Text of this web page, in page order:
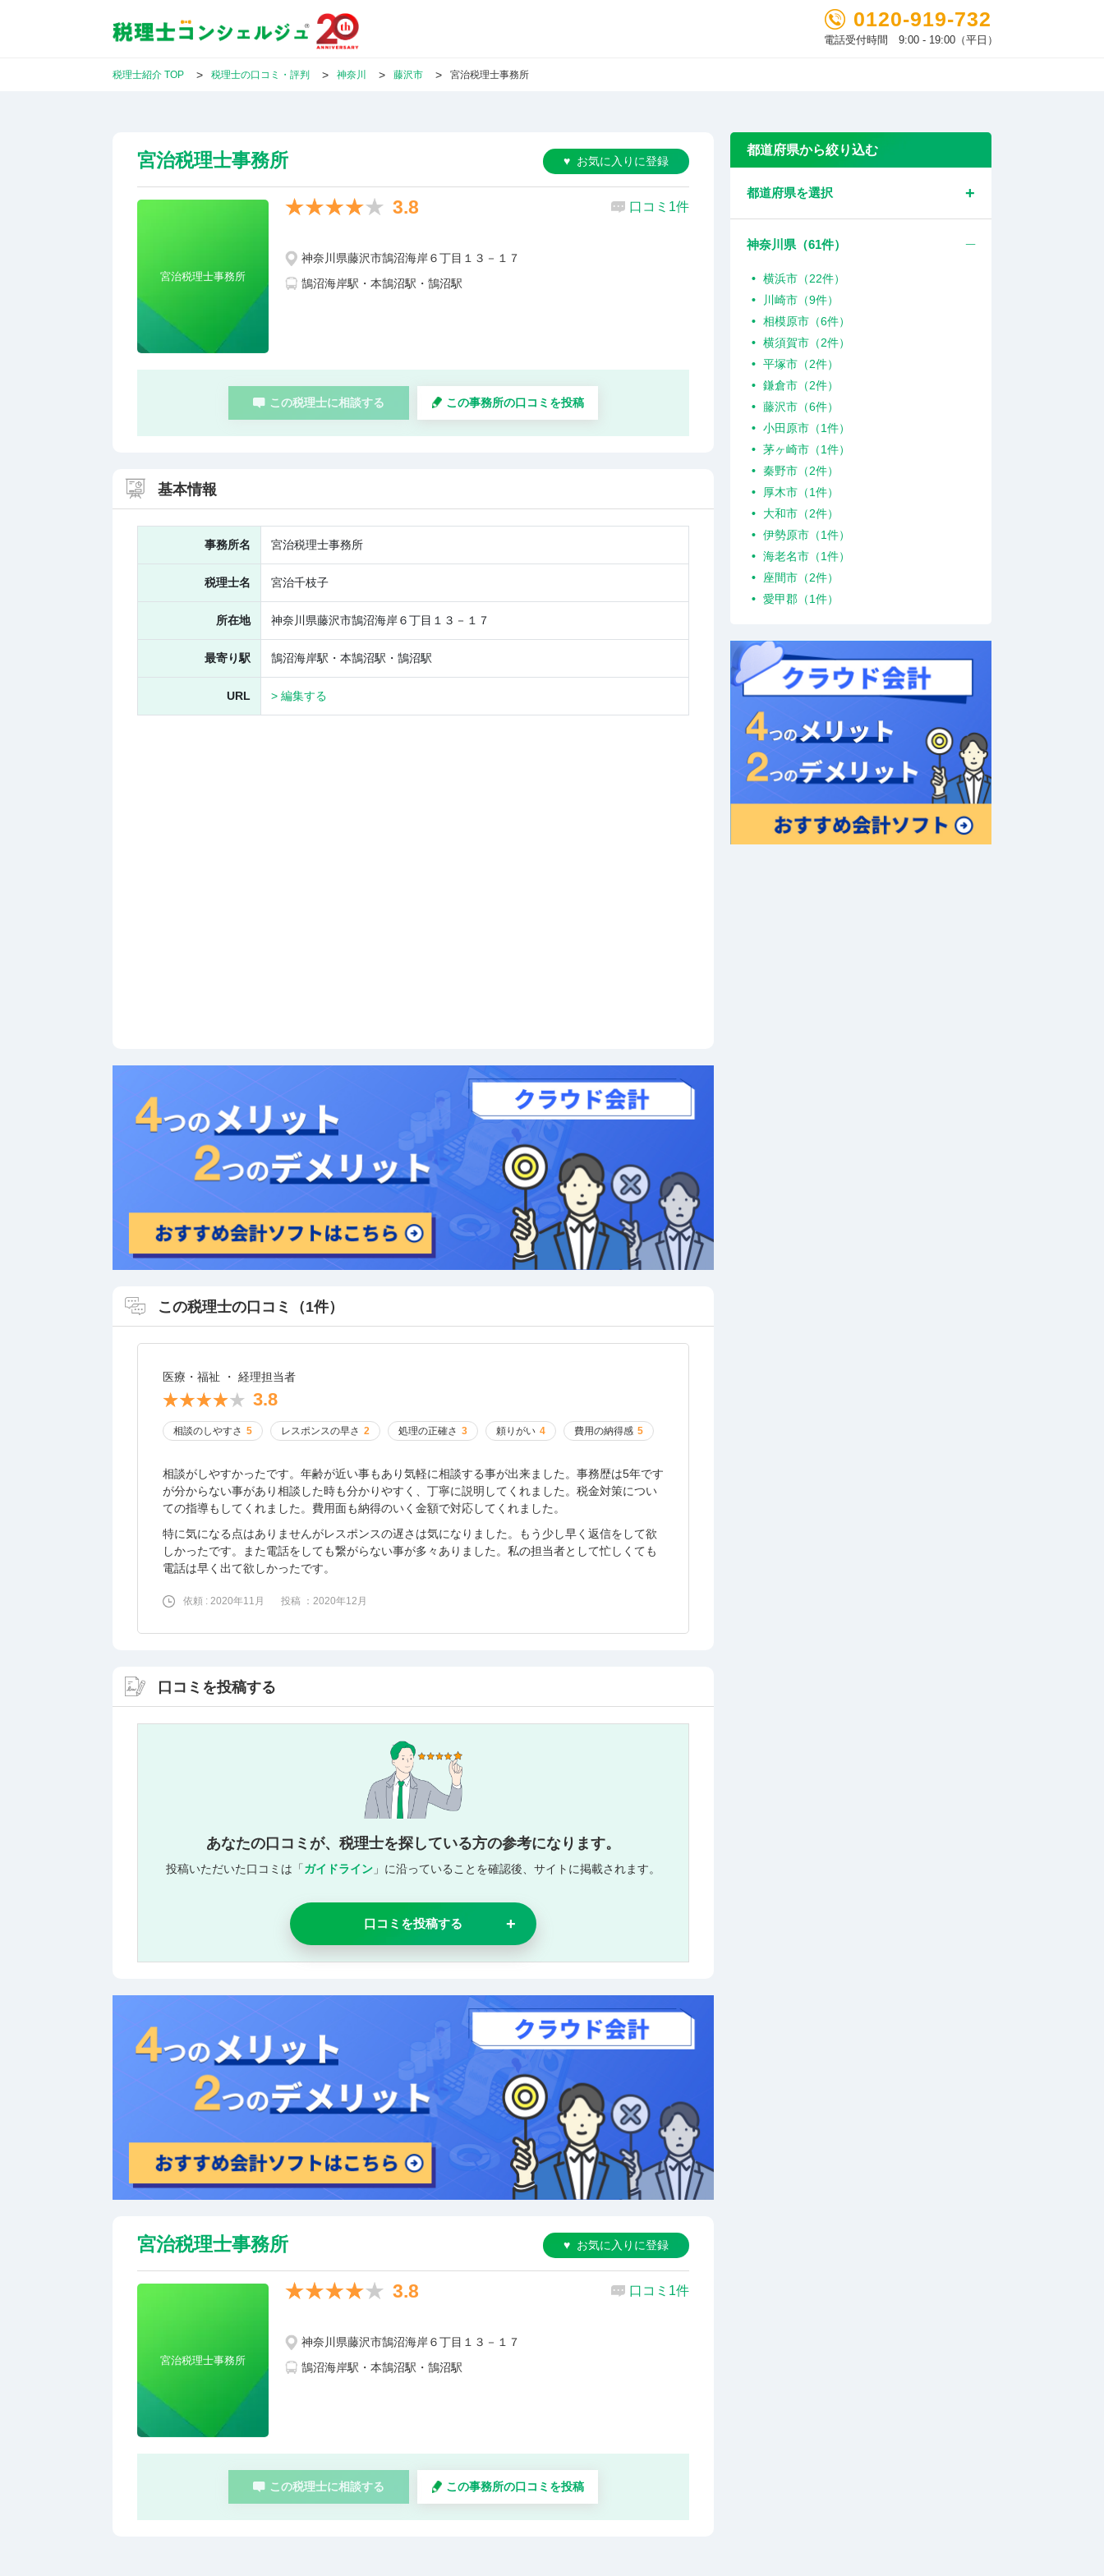
0120-919-732
電話受付時間 9:00 - 19:00（平日）
税理士紹介 TOP 税理士の口コミ・評判 神奈川 藤沢市 宮治税理士事務所
宮治税理士事務所 お気に入りに登録
宮治税理士事務所
3.8 口コミ1件
神奈川県藤沢市鵠沼海岸６丁目１３－１７
鵠沼海岸駅・本鵠沼駅・鵠沼駅
この税理士に相談する この事務所の口コミを投稿
基本情報
事務所名 宮治税理士事務所
税理士名 宮治千枝子
所在地 神奈川県藤沢市鵠沼海岸６丁目１３－１７
最寄り駅 鵠沼海岸駅・本鵠沼駅・鵠沼駅
URL > 編集する
この税理士の口コミ（1件）
医療・福祉 ・ 経理担当者
3.8
相談のしやすさ 5 レスポンスの早さ 2 処理の正確さ 3 頼りがい 4 費用の納得感 5
相談がしやすかったです。年齢が近い事もあり気軽に相談する事が出来ました。事務歴は5年です
が分からない事があり相談した時も分かりやすく、丁寧に説明してくれました。税金対策につい
ての指導もしてくれました。費用面も納得のいく金額で対応してくれました。
特に気になる点はありませんがレスポンスの遅さは気になりました。もう少し早く返信をして欲
しかったです。また電話をしても繋がらない事が多々ありました。私の担当者として忙しくても
電話は早く出て欲しかったです。
依頼 : 2020年11月 投稿 ：2020年12月
口コミを投稿する
あなたの口コミが、税理士を探している方の参考になります。
投稿いただいた口コミは「ガイドライン 」に沿っていることを確認後、サイトに掲載されます。
口コミを投稿する
宮治税理士事務所 お気に入りに登録
宮治税理士事務所
3.8 口コミ1件
神奈川県藤沢市鵠沼海岸６丁目１３－１７
鵠沼海岸駅・本鵠沼駅・鵠沼駅
この税理士に相談する この事務所の口コミを投稿
都道府県から絞り込む
都道府県を選択
神奈川県（61件）
横浜市（22件）
川崎市（9件）
相模原市（6件）
横須賀市（2件）
平塚市（2件）
鎌倉市（2件）
藤沢市（6件）
小田原市（1件）
茅ヶ崎市（1件）
秦野市（2件）
厚木市（1件）
大和市（2件）
伊勢原市（1件）
海老名市（1件）
座間市（2件）
愛甲郡（1件）